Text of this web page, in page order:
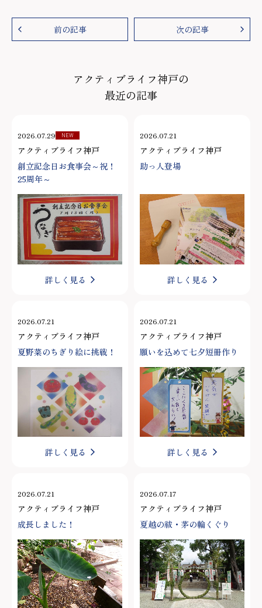
前の記事 次の記事
アクティブライフ神戸の
最近の記事
2026.07.29 NEW
アクティブライフ神戸
創立記念日お食事会～祝！
25周年～
詳しく見る
2026.07.21
アクティブライフ神戸
助っ人登場
詳しく見る
2026.07.21
アクティブライフ神戸
夏野菜のちぎり絵に挑戦！
詳しく見る
2026.07.21
アクティブライフ神戸
願いを込めて七夕短冊作り
詳しく見る
2026.07.21
アクティブライフ神戸
成長しました！
2026.07.17
アクティブライフ神戸
夏越の祓・茅の輪くぐり